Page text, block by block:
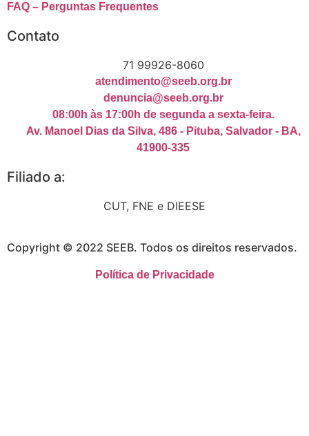
FAQ – Perguntas Frequentes
Contato
71 99926-8060
atendimento@seeb.org.br
denuncia@seeb.org.br
08:00h às 17:00h de segunda a sexta-feira.
Av. Manoel Dias da Silva, 486 - Pituba, Salvador - BA,
41900-335
Filiado a:
CUT, FNE e DIEESE
Copyright © 2022 SEEB. Todos os direitos reservados.
Política de Privacidade